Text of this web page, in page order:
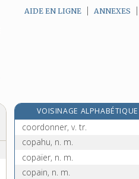
AIDE EN LIGNE ANNEXES
VOISINAGE ALPHABÉTIQUE
coordonnées, n. f. pl.
coordonner, v. tr.
copahu, n. m.
copaïer, n. m.
copain, n. m.